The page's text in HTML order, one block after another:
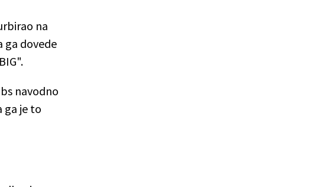
na
ga dovede
navodno
ga je to